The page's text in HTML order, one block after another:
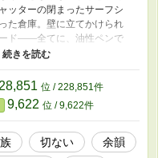
ッターの閉まったサーフシ
た倉庫。壁に立てかけられ
ド——全てに、油性ペンで
。 一枚だけ、日付のないボ
傷もない、白いまま取り残
の老人は言った。「お前さ
ったやつだ。一度も海に入
も言わなかった。私も何も
でも、ボードはそこにあっ
位 / 228,851件
9,622 位 / 9,622件
切ない
余韻